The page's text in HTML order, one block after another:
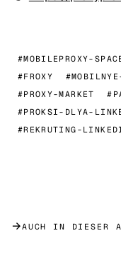
#MOBILEPROXY-
#FROXY
#PROXY-MARKET
#PROKSI-DLYA-
#REKRUTING-
→AUCH IN DIESER